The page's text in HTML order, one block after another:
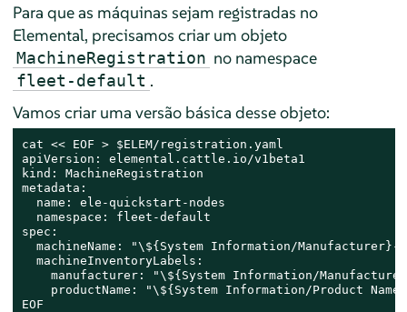
Para que as máquinas sejam registradas no
Elemental, precisamos criar um objeto
MachineRegistration no namespace
fleet-default .
Vamos criar uma versão básica desse objeto:
cat << EOF > $ELEM/registration.yaml
apiVersion: elemental.cattle.io/v1beta1
kind: MachineRegistration
metadata:
  name: ele-quickstart-nodes
  namespace: fleet-default
spec:
machineName: "\${System Information/Manufacturer}-
  machineInventoryLabels:
manufacturer: "\${System Information/
productName: "\${System Information/Product
EOF